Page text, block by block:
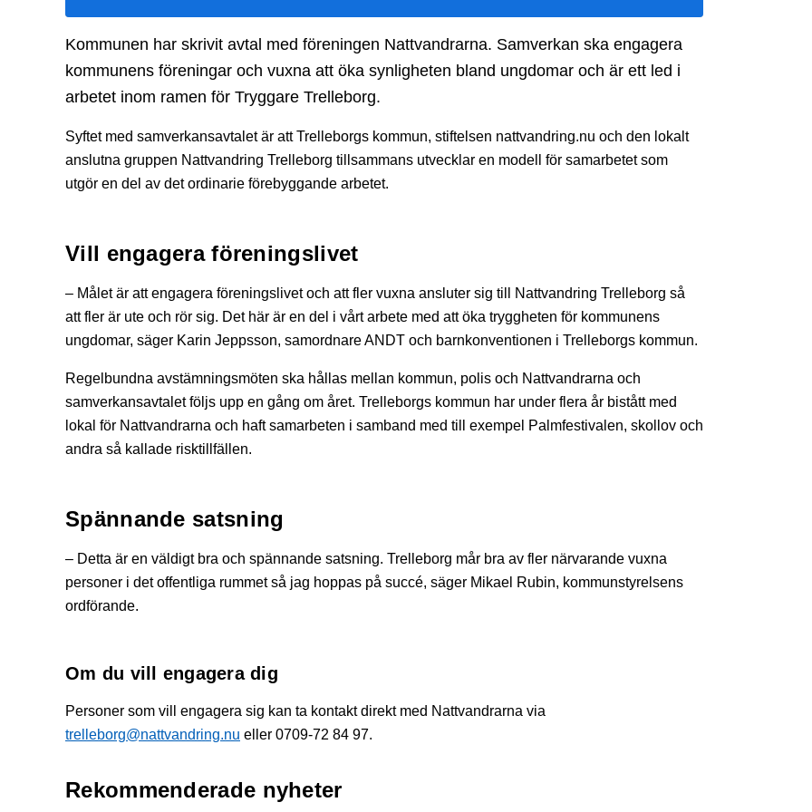
Kommunen har skrivit avtal med föreningen Nattvandrarna. Samverkan ska engagera
kommunens föreningar och vuxna att öka synligheten bland ungdomar och är ett led i
arbetet inom ramen för Tryggare Trelleborg.
Syftet med samverkansavtalet är att Trelleborgs kommun, stiftelsen nattvandring.nu och den lokalt
anslutna gruppen Nattvandring Trelleborg tillsammans utvecklar en modell för samarbetet som
utgör en del av det ordinarie förebyggande arbetet.
Vill engagera föreningslivet
– Målet är att engagera föreningslivet och att fler vuxna ansluter sig till Nattvandring Trelleborg så
att fler är ute och rör sig. Det här är en del i vårt arbete med att öka tryggheten för kommunens
ungdomar, säger Karin Jeppsson, samordnare ANDT och barnkonventionen i Trelleborgs kommun.
Regelbundna avstämningsmöten ska hållas mellan kommun, polis och Nattvandrarna och
samverkansavtalet följs upp en gång om året. Trelleborgs kommun har under flera år bistått med
lokal för Nattvandrarna och haft samarbeten i samband med till exempel Palmfestivalen, skollov och
andra så kallade risktillfällen.
Spännande satsning
– Detta är en väldigt bra och spännande satsning. Trelleborg mår bra av fler närvarande vuxna
personer i det offentliga rummet så jag hoppas på succé, säger Mikael Rubin, kommunstyrelsens
ordförande.
Om du vill engagera dig
Personer som vill engagera sig kan ta kontakt direkt med Nattvandrarna via
trelleborg@nattvandring.nu eller 0709-72 84 97.
Rekommenderade nyheter